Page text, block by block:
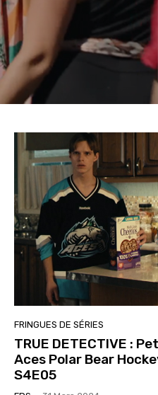
FRINGUES DE SÉRIES
TRUE DETECTIVE :
Aces Polar Bear
S4E05